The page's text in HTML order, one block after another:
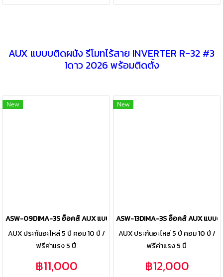
AUX แบบบติดผนัง รีโมทไร้สาย INVERTER R-32 #3
1ดาว 2026 พร้อมติดตั้ง
New
ASW-09DIMA-3S อ็อคส์ AUX แบบติดผนัง รุ่น MF Series Inverter R-32
AUX ประกันอะไหล่ 5 ปี คอม 10 ปี /
ฟรีค่าแรง 5 ปี
฿11,000
New
ASW-13DIMA-3S อ็อคส์ AUX แบบ
AUX ประกันอะไหล่ 5 ปี คอม 10 ปี /
ฟรีค่าแรง 5 ปี
฿12,000